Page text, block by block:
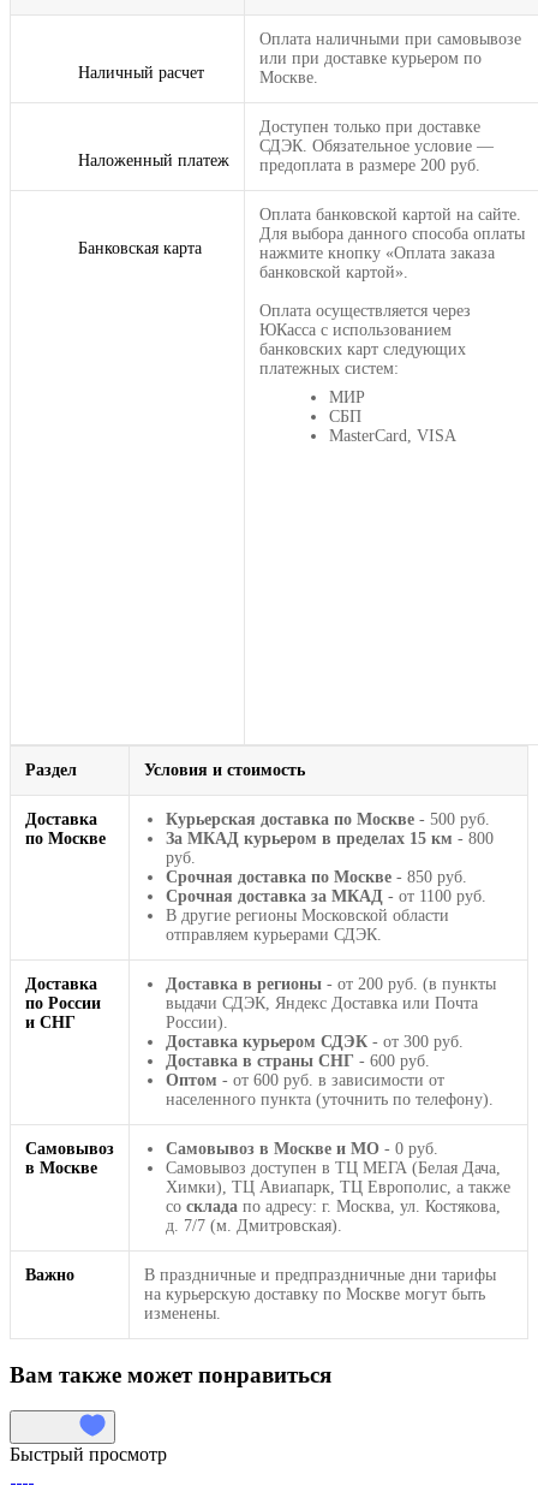
Наличный расчет
Оплата наличными при самовывозе
или при доставке курьером по
Москве.
Наложенный платеж
Доступен только при доставке
СДЭК. Обязательное условие —
предоплата в размере 200 руб.
Банковская карта
Оплата банковской картой на сайте.
Для выбора данного способа оплаты
нажмите кнопку «Оплата заказа
банковской картой».
Оплата осуществляется через
ЮКасса с использованием
банковских карт следующих
платежных систем:
МИР
СБП
MasterCard, VISA
Раздел Условия и стоимость
Доставка
по Москве
Курьерская доставка по Москве - 500 руб.
За МКАД курьером в пределах 15 км - 800
руб.
Срочная доставка по Москве - 850 руб.
Срочная доставка за МКАД - от 1100 руб.
В другие регионы Московской области
отправляем курьерами СДЭК.
Доставка
по России
и СНГ
Доставка в регионы - от 200 руб. (в пункты
выдачи СДЭК, Яндекс Доставка или Почта
России).
Доставка курьером СДЭК - от 300 руб.
Доставка в страны СНГ - 600 руб.
Оптом - от 600 руб. в зависимости от
населенного пункта (уточнить по телефону).
Самовывоз
в Москве
Самовывоз в Москве и МО - 0 руб.
Самовывоз доступен в ТЦ МЕГА (Белая Дача,
Химки), ТЦ Авиапарк, ТЦ Европолис, а также
со склада по адресу: г. Москва, ул. Костякова,
д. 7/7 (м. Дмитровская).
Важно
В праздничные и предпраздничные дни тарифы
на курьерскую доставку по Москве могут быть
изменены.
Вам также может понравиться
Быстрый просмотр